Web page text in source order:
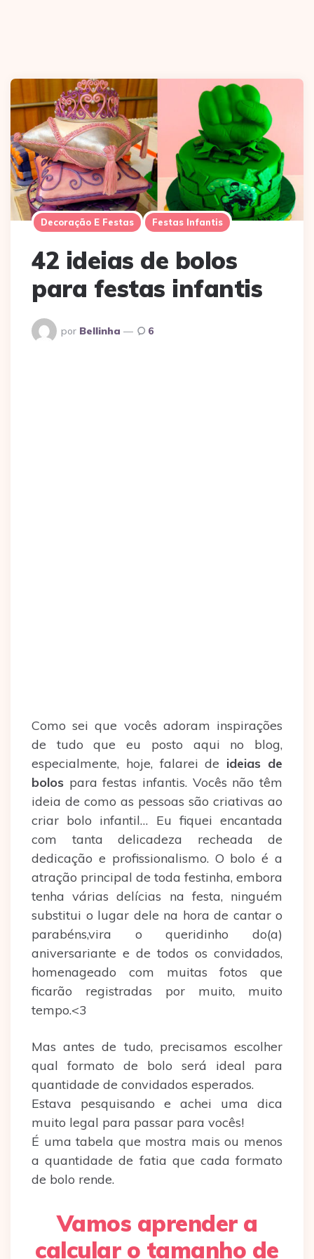
Decoração E Festas Festas Infantis
42 ideias de bolos
para festas infantis
Postado
Por
por Bellinha 6
Como sei que vocês adoram inspirações
de tudo que eu posto aqui no blog,
especialmente, hoje, falarei de ideias de
bolos para festas infantis. Vocês não têm
ideia de como as pessoas são criativas ao
criar bolo infantil… Eu fiquei encantada
com tanta delicadeza recheada de
dedicação e profissionalismo. O bolo é a
atração principal de toda festinha, embora
tenha várias delícias na festa, ninguém
substitui o lugar dele na hora de cantar o
parabéns,vira o queridinho do(a)
aniversariante e de todos os convidados,
homenageado com muitas fotos que
ficarão registradas por muito, muito
tempo.<3
Mas antes de tudo, precisamos escolher
qual formato de bolo será ideal para
quantidade de convidados esperados.
Estava pesquisando e achei uma dica
muito legal para passar para vocês!
É uma tabela que mostra mais ou menos
a quantidade de fatia que cada formato
de bolo rende.
Vamos aprender a
calcular o tamanho de